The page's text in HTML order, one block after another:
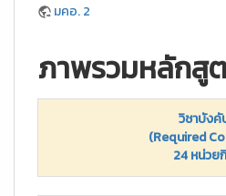
มคอ. 2
ภาพรวมหลักสู
วิชาบังคั
(Required
24 หน่วย